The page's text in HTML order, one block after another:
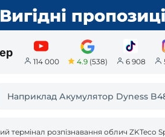
114 000 4.9(538) 6 908
термінал розпізнавання облич ZKTeco